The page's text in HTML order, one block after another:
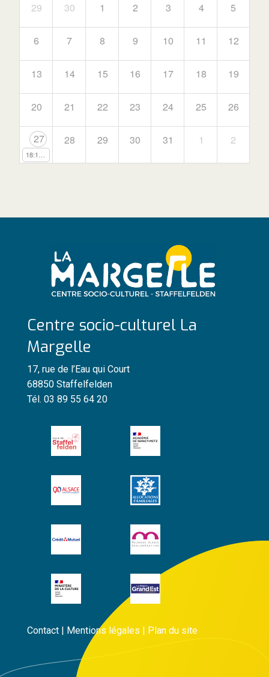
29
30 1 2 3 4 5
6 7 8 9 10 11 12
13 14 15 16 17 18 19
20 21 22 23 24 25 26
27 28 29 30 31 1 2
Centre socio-culturel La
Margelle
17, rue de l’Eau qui Court
68850 Staffelfelden
Tél. 03 89 55 64 20
Contact| Mentions légales Plan du site